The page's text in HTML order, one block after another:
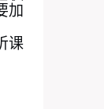
加
课